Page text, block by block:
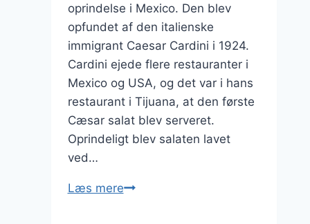
oprindelse i Mexico. Den blev
opfundet af den italienske
immigrant Caesar Cardini i 1924.
Cardini ejede flere restauranter i
Mexico og USA, og det var i hans
restaurant i Tijuana, at den første
Cæsar salat blev serveret.
Oprindeligt blev salaten lavet
ved…
Læs mereKrydderier